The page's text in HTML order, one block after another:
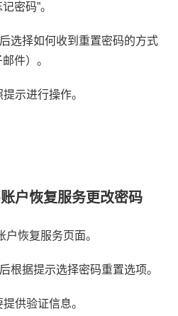
密码”。
选择如何收到重置密码的方式
件）。
示进行操作。
户恢复服务更改密码
恢复服务页面。
根据提示选择密码重置选项。
供验证信息。